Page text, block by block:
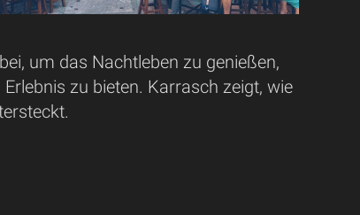
um das Nachtleben zu genießen,
zu bieten. Karrasch zeigt, wie